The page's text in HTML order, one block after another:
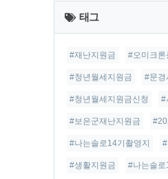
근
글
태그
#재난지원금 #오미크론
#청년월세지원금 #문경
#청년월세지원금신청 #
#보은군재난지원금
#나는솔로14기촬영지
#생활지원금 #나는솔로